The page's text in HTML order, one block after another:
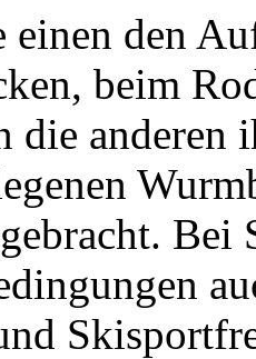
einen den
beim
die
Bei